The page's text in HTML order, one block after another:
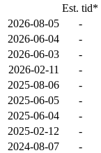
Est. tid*
2026-08-05
-
2026-06-04
-
2026-06-03
-
2026-02-11
-
2025-08-06
-
2025-06-05
-
2025-06-04
-
2025-02-12
-
2024-08-07
-